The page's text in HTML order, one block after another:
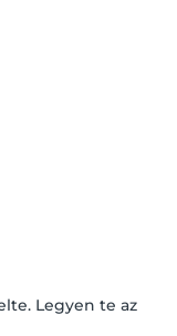
Legyen te az